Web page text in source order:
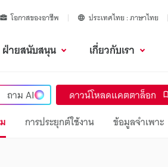
โอกาสของอาชีพ ประเทศไทย ภาษาไทย
ฝ่ายสนับสนุน เกี่ยวกับเรา
ถามAI ดาวน์โหลดแคตตาล็อก
การประยุกต์ใช้งาน ข้อมูลจำเพาะ